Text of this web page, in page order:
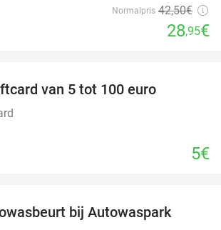
Normalpris 42,50€
28,95€
van 5 tot 100 euro
5€
bij Autowaspark